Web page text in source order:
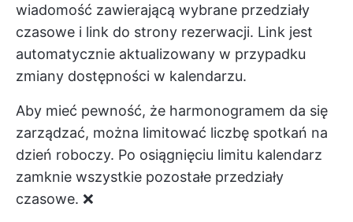
wiadomość zawierającą wybrane przedziały
czasowe i link do strony rezerwacji. Link jest
automatycznie aktualizowany w przypadku
zmiany dostępności w kalendarzu.
Aby mieć pewność, że harmonogramem da się
zarządzać, można limitować liczbę spotkań na
dzień roboczy. Po osiągnięciu limitu kalendarz
zamknie wszystkie pozostałe przedziały
czasowe. ❌